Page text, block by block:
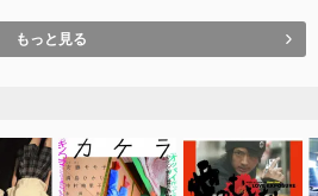
もっと見る